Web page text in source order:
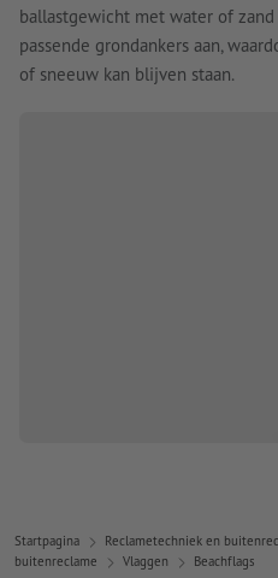
ballastgewicht met water of
passende grondankers aan,
of sneeuw kan blijven staan.
Startpagina Reclametechniek en
buitenreclame
Vlaggen Beachflags